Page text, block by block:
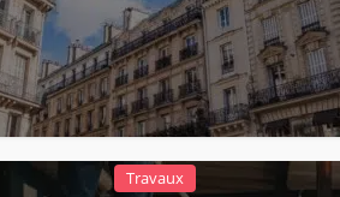
Travaux